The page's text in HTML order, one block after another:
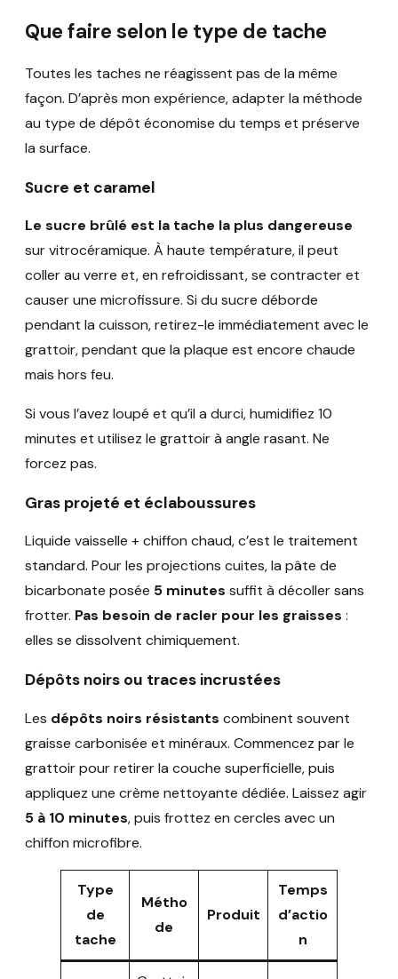
Que faire selon le type de tache
Toutes les taches ne réagissent pas de la même
façon. D’après mon expérience, adapter la méthode
au type de dépôt économise du temps et préserve
la surface.
Sucre et caramel
Le sucre brûlé est la tache la plus dangereuse
sur vitrocéramique. À haute température, il peut
coller au verre et, en refroidissant, se contracter et
causer une microfissure. Si du sucre déborde
pendant la cuisson, retirez-le immédiatement avec le
grattoir, pendant que la plaque est encore chaude
mais hors feu.
Si vous l’avez loupé et qu’il a durci, humidifiez 10
minutes et utilisez le grattoir à angle rasant. Ne
forcez pas.
Gras projeté et éclaboussures
Liquide vaisselle + chiffon chaud, c’est le traitement
standard. Pour les projections cuites, la pâte de
bicarbonate posée 5 minutes suffit à décoller sans
frotter. Pas besoin de racler pour les graisses :
elles se dissolvent chimiquement.
Dépôts noirs ou traces incrustées
Les dépôts noirs résistants combinent souvent
graisse carbonisée et minéraux. Commencez par le
grattoir pour retirer la couche superficielle, puis
appliquez une crème nettoyante dédiée. Laissez agir
5 à 10 minutes, puis frottez en cercles avec un
chiffon microfibre.
Type
de
tache
Métho
de
Produit
Temps
d’actio
n